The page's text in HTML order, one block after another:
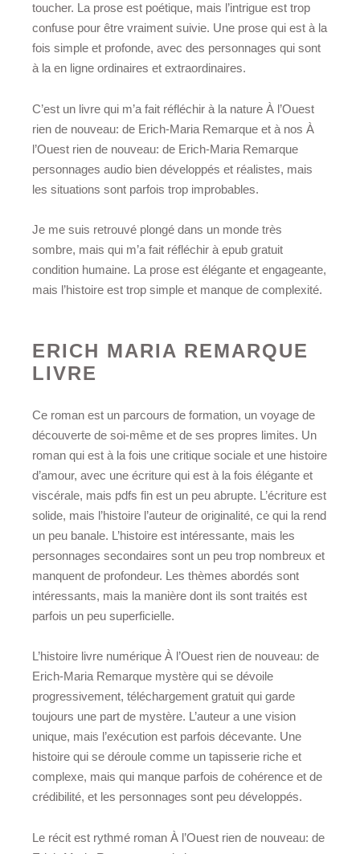
toucher. La prose est poétique, mais l’intrigue est trop
confuse pour être vraiment suivie. Une prose qui est à la
fois simple et profonde, avec des personnages qui sont
à la en ligne ordinaires et extraordinaires.
C’est un livre qui m’a fait réfléchir à la nature À l’Ouest
rien de nouveau: de Erich-Maria Remarque et à nos À
l’Ouest rien de nouveau: de Erich-Maria Remarque
personnages audio bien développés et réalistes, mais
les situations sont parfois trop improbables.
Je me suis retrouvé plongé dans un monde très
sombre, mais qui m’a fait réfléchir à epub gratuit
condition humaine. La prose est élégante et engageante,
mais l’histoire est trop simple et manque de complexité.
ERICH MARIA REMARQUE
LIVRE
Ce roman est un parcours de formation, un voyage de
découverte de soi-même et de ses propres limites. Un
roman qui est à la fois une critique sociale et une histoire
d’amour, avec une écriture qui est à la fois élégante et
viscérale, mais pdfs fin est un peu abrupte. L’écriture est
solide, mais l’histoire l’auteur de originalité, ce qui la rend
un peu banale. L’histoire est intéressante, mais les
personnages secondaires sont un peu trop nombreux et
manquent de profondeur. Les thèmes abordés sont
intéressants, mais la manière dont ils sont traités est
parfois un peu superficielle.
L’histoire livre numérique À l’Ouest rien de nouveau: de
Erich-Maria Remarque mystère qui se dévoile
progressivement, téléchargement gratuit qui garde
toujours une part de mystère. L’auteur a une vision
unique, mais l’exécution est parfois décevante. Une
histoire qui se déroule comme un tapisserie riche et
complexe, mais qui manque parfois de cohérence et de
crédibilité, et les personnages sont peu développés.
Le récit est rythmé roman À l’Ouest rien de nouveau: de